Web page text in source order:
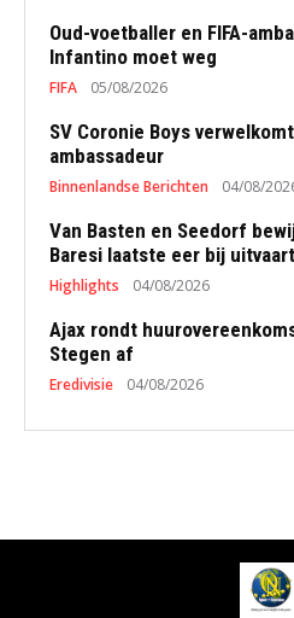
Oud-voetballer en FIFA-
Infantino moet weg
FIFA 05/08/2026
SV Coronie Boys
ambassadeur
Binnenlandse Berichten 04/08/
Van Basten en Seedorf
Baresi laatste eer bij
Highlights 04/08/2026
Ajax rondt
Stegen af
Eredivisie 04/08/2026